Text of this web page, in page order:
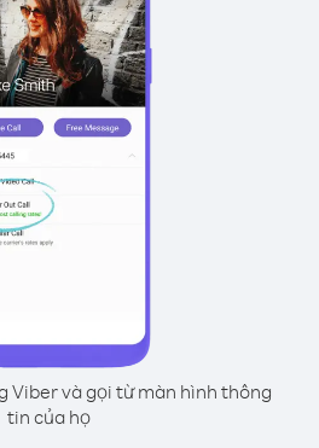
Viber và gọi từ màn hình thông
tin của họ